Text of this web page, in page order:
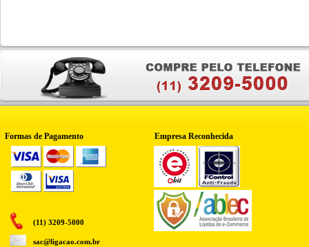
Formas de Pagamento Empresa Reconhecida
(11) 3209-5000
sac@ligacao.com.br